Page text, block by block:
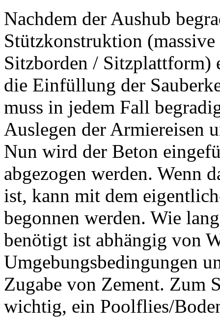
Nachdem der Aushub
Stützkonstruktion
Sitzborden / Sitzplattform)
die Einfüllung der
muss in jedem Fall
Auslegen der Armiereisen
Nun wird der Beton
abgezogen werden. Wenn
ist, kann mit dem
begonnen werden. Wie
benötigt ist abhängig von
Umgebungsbedingungen
Zugabe von Zement. Zum
wichtig, ein Poolflies/